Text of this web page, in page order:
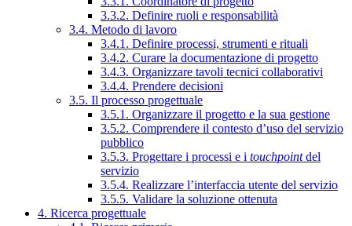
3.3.2. Definire ruoli e responsabilità
3.4. Metodo di lavoro
3.4.1. Definire processi, strumenti e rituali
3.4.2. Curare la documentazione di progetto
3.4.3. Organizzare tavoli tecnici collaborativi
3.4.4. Prendere decisioni
3.5. Il processo progettuale
3.5.1. Organizzare il progetto e la sua gestione
3.5.2. Comprendere il contesto d’uso del servizio
pubblico
3.5.3. Progettare i processi e i touchpointdel
servizio
3.5.4. Realizzare l’interfaccia utente del servizio
3.5.5. Validare la soluzione ottenuta
4. Ricerca progettuale